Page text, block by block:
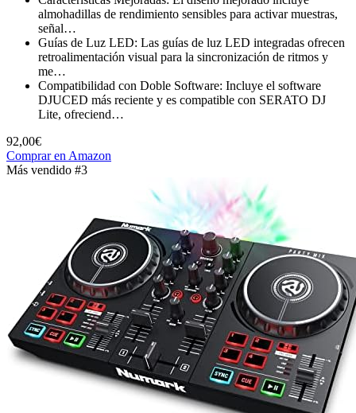
almohadillas de rendimiento sensibles para activar muestras,
señal…
Guías de Luz LED: Las guías de luz LED integradas ofrecen
retroalimentación visual para la sincronización de ritmos y
me…
Compatibilidad con Doble Software: Incluye el software
DJUCED más reciente y es compatible con SERATO DJ
Lite, ofreciend…
92,00€
Comprar en Amazon
Más vendido #3